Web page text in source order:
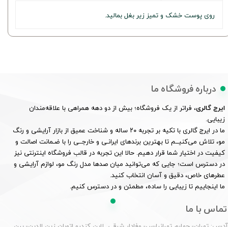
روی پوست خشک و تمیز زیر بغل بمالید.
درباره فروشگاه ما
ایرج گالری، فراتر از یک فروشگاه؛ بیش از دو دهه همراهی با علاقه‌مندان
زیبایی.
ما در ایرج گالری با تکیه بر تجربه ۲۰ ساله و شناخت عمیق از بازار آرایشی و رنگ
مو، تلاش می‌کنیــم تا بهترین برندهای ایرانـی و خارجــی را با ضـمانت اصالت و
کیفیت در اختیار شما قرار دهیم. حالا این تجربه در قالب فروشگاه اینترنتی نیز
در دسترس است؛ جایی که می‌توانید میان صدها مدل رنگ مو، لوازم آرایشی و
عطرهای خاص، دقیق و آسان انتخاب کنید.
ما اینجاییم تا زیبایی را ساده، مطمئن و در دسترس کنیم.
تماس با ما